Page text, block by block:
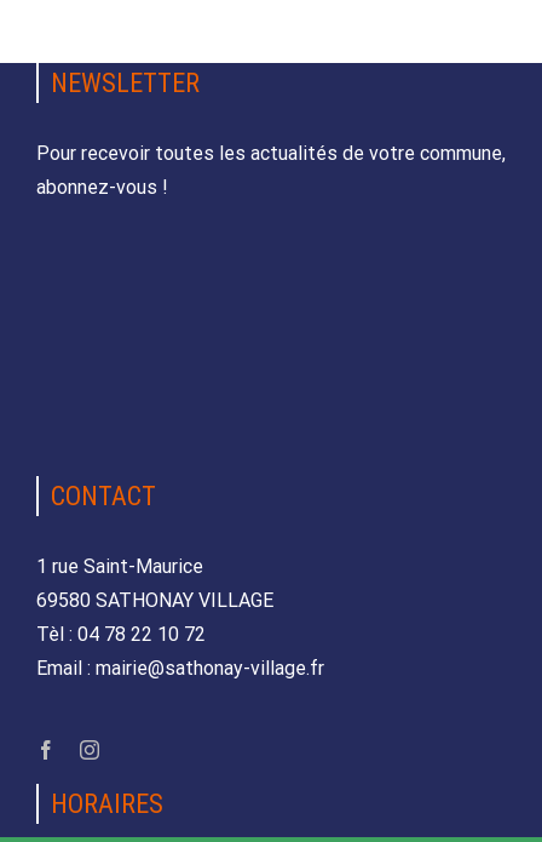
NEWSLETTER
Pour recevoir toutes les actualités de votre commune,
abonnez-vous !
CONTACT
1 rue Saint-Maurice
69580 SATHONAY VILLAGE
Tèl : 04 78 22 10 72
Email : mairie@sathonay-village.fr
HORAIRES